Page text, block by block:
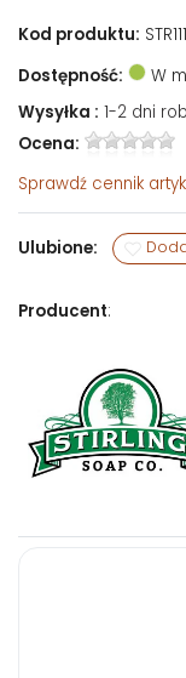
Kod produktu:
Dostępność:
W
Wysyłka : 1-2 dni
Ocena:
Sprawdź cennik
Ulubione:
Producent: